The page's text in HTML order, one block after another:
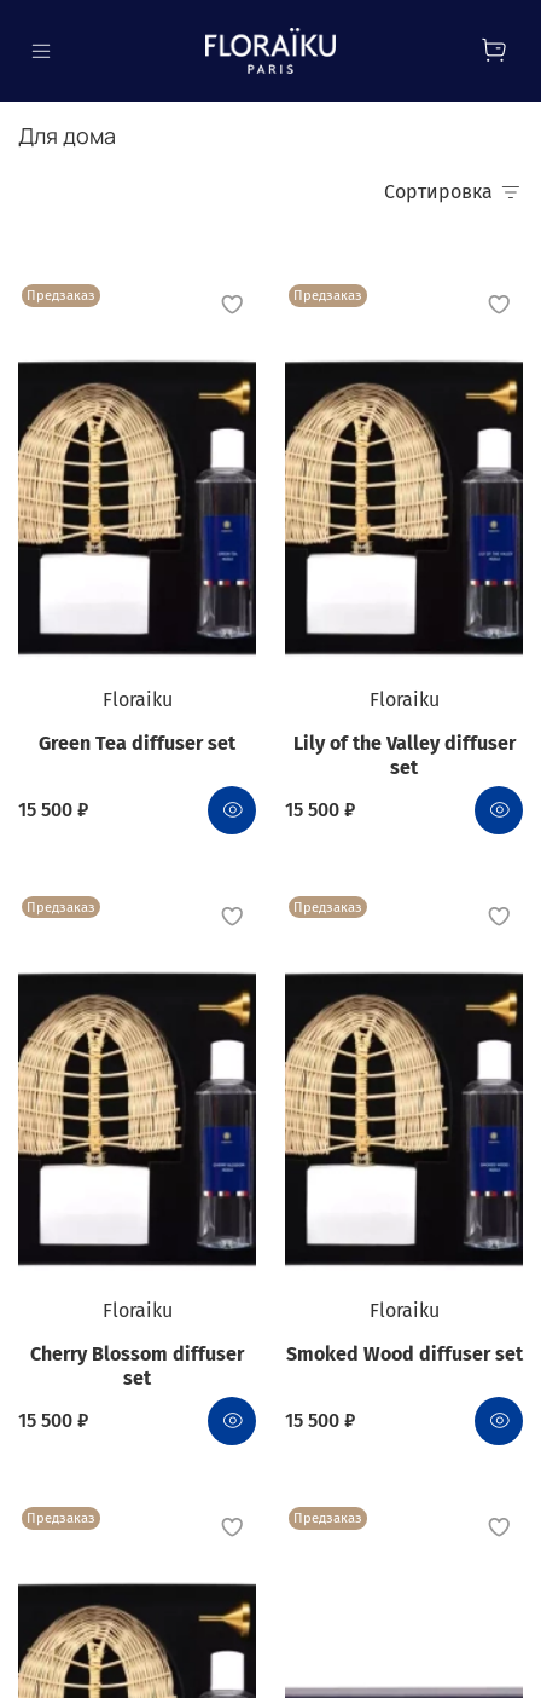
Для дома
Сортировка
Предзаказ
Floraiku
Green Tea diffuser set
15 500 ₽
Предзаказ
Floraiku
Lily of the Valley diffuser
set
15 500 ₽
Предзаказ
Floraiku
Cherry Blossom diffuser
set
15 500 ₽
Предзаказ
Floraiku
Smoked Wood diffuser set
15 500 ₽
Предзаказ Предзаказ